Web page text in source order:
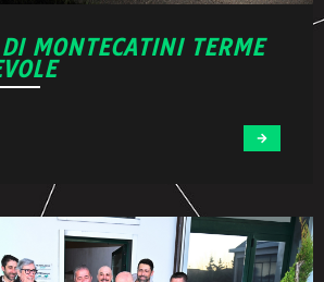
MONTECATINI TERME